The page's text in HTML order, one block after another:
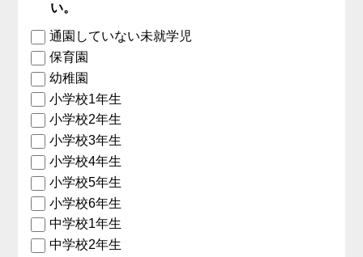
い。
通園していない未就学児
保育園
幼稚園
小学校1年生
小学校2年生
小学校3年生
小学校4年生
小学校5年生
小学校6年生
中学校1年生
中学校2年生